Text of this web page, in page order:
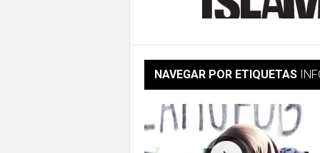
NAVEGAR POR ETIQUETAS